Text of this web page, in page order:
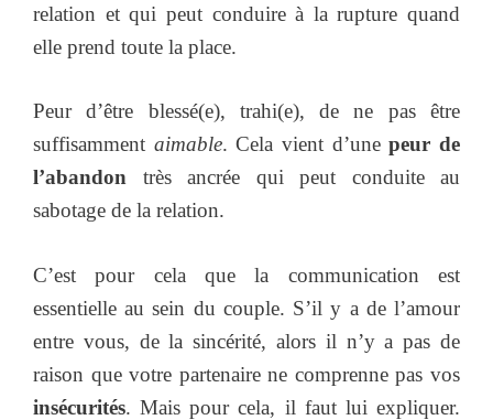
relation et qui peut conduire à la rupture quand
elle prend toute la place.
Peur d’être blessé(e), trahi(e), de ne pas être
suffisamment aimable. Cela vient d’unepeur de
l’abandon très ancrée qui peut conduite au
sabotage de la relation.
C’est pour cela que la communication est
essentielle au sein du couple. S’il y a de l’amour
entre vous, de la sincérité, alors il n’y a pas de
raison que votre partenaire ne comprenne pas vos
insécurités. Mais pour cela, il faut lui expliquer.